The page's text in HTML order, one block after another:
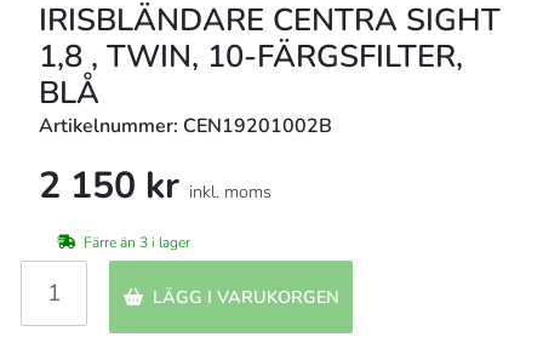
IRISBLÄNDARE CENTRA SIGHT
1,8 , TWIN, 10-FÄRGSFILTER,
BLÅ
Artikelnummer: CEN19201002B
2 150 kr inkl. moms
Färre än 3 i lager
LÄGG I VARUKORGEN